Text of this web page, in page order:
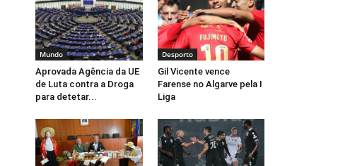
Mundo
Aprovada Agência da UE
de Luta contra a Droga
para detetar...
Desporto
Gil Vicente vence
Farense no Algarve pela I
Liga